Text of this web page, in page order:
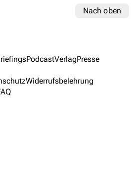
Nach oben
PodcastVerlagPresse
Widerrufsbelehrung